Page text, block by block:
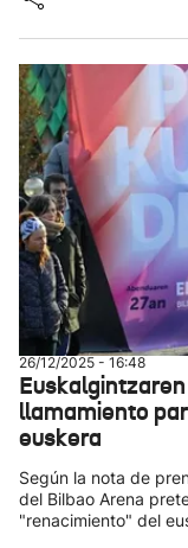
26/12/2025 - 16:48
llamamiento
euskera
Según la nota de
del Bilbao Arena
"renacimiento" del